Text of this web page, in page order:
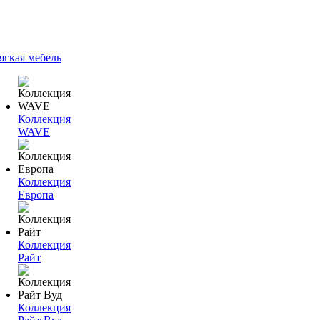
мебель
Коллекция
WAVE
Коллекция
Европа
Коллекция
Райт
Коллекция